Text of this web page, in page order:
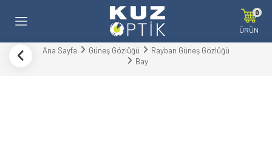
0
ÜRÜN
Ana Sayfa Güneş Gözlüğü
Rayban Güneş Gözlüğü
Bay